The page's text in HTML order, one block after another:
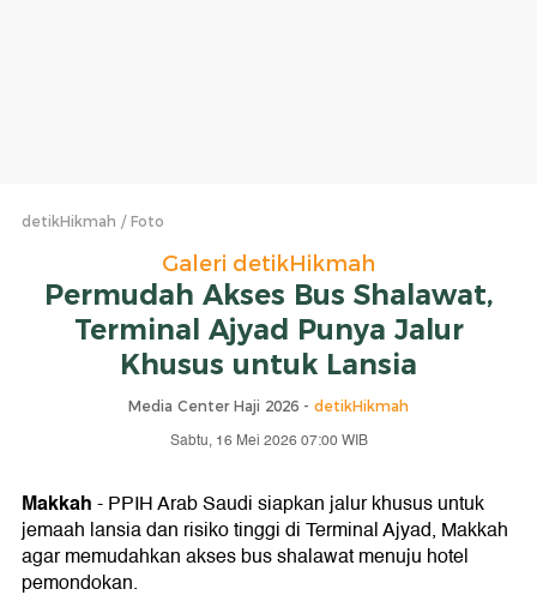
detikHikmah Foto
Galeri detikHikmah
Permudah Akses Bus Shalawat,
Terminal Ajyad Punya Jalur
Khusus untuk Lansia
Media Center Haji 2026 - detikHikmah
Sabtu, 16 Mei 2026 07:00 WIB
Makkah- PPIH Arab Saudi siapkan jalur khusus untuk
jemaah lansia dan risiko tinggi di Terminal Ajyad, Makkah
agar memudahkan akses bus shalawat menuju hotel
pemondokan.